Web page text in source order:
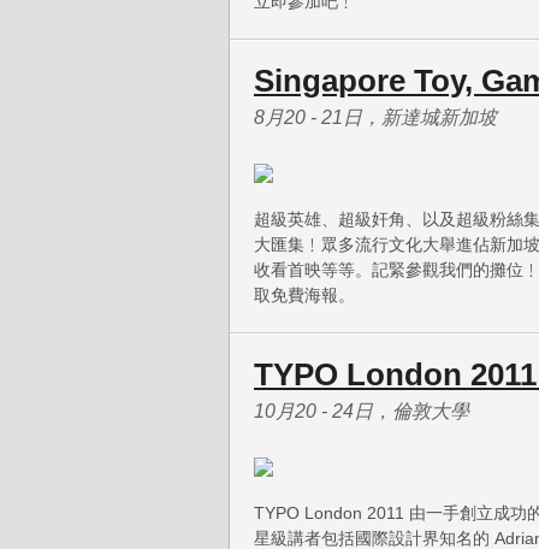
Singapore Toy,
8月20 - 21日，新達城新加坡
超級英雄、超級奸角、以及超級粉絲
大匯集﹗眾多流行文化大舉進佔新加
收看首映等等。記緊參觀我們的攤位
取免費海報。
TYPO London
10月20 - 24日，倫敦大學
TYPO London 2011 由一手創立成功
星級講者包括國際設計界知名的